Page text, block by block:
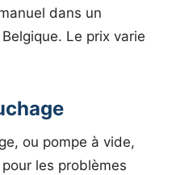
dans un
Le prix varie
ou pompe à vide,
les problèmes